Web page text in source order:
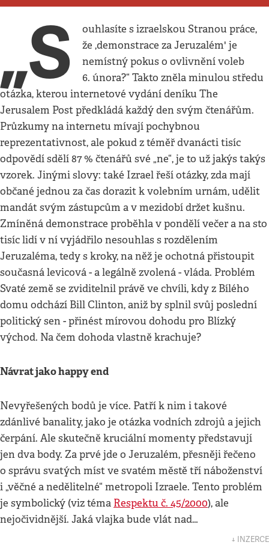
„S
ouhlasíte s izraelskou Stranou práce,
že ,demonstrace za Jeruzalém' je
nemístný pokus o ovlivnění voleb
6. února?“ Takto zněla minulou středu
otázka, kterou internetové vydání deníku The
Jerusalem Post předkládá každý den svým čtenářům.
Průzkumy na internetu mívají pochybnou
reprezentativnost, ale pokud z téměř dvanácti tisíc
odpovědí sdělí 87 % čtenářů své „ne“, je to už jakýs takýs
vzorek. Jinými slovy: také Izrael řeší otázky, zda mají
občané jednou za čas dorazit k volebním urnám, udělit
mandát svým zástupcům a v mezidobí držet kušnu.
Zmíněná demonstrace proběhla v pondělí večer a na sto
tisíc lidí v ní vyjádřilo nesouhlas s rozdělením
Jeruzaléma, tedy s kroky, na něž je ochotná přistoupit
současná levicová - a legálně zvolená - vláda. Problém
Svaté země se zviditelnil právě ve chvíli, kdy z Bílého
domu odchází Bill Clinton, aniž by splnil svůj poslední
politický sen - přinést mírovou dohodu pro Blízký
východ. Na čem dohoda vlastně krachuje?
Návrat jako happy end
Nevyřešených bodů je více. Patří k nim i takové
zdánlivé banality, jako je otázka vodních zdrojů a jejich
čerpání. Ale skutečně kruciální momenty představují
jen dva body. Za prvé jde o Jeruzalém, přesněji řečeno
o správu svatých míst ve svatém městě tří náboženství
i „věčné a nedělitelné“ metropoli Izraele. Tento problém
je symbolický (viz téma Respektu č. 45/2000), ale
nejočividnější. Jaká vlajka bude vlát nad…
↓ INZERCE